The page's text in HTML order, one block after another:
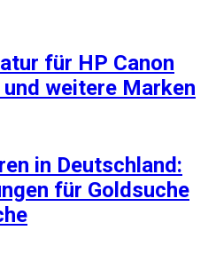
für HP Canon
weitere Marken
in Deutschland:
für Goldsuche